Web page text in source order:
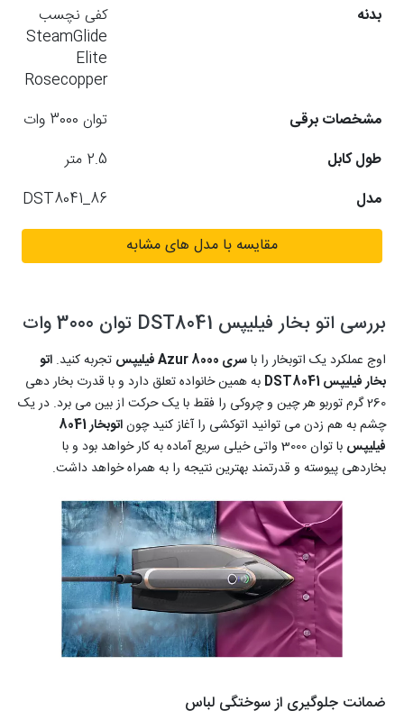
بدنه
کفی نچسب
SteamGlide
Elite
Rosecopper
مشخصات برقی
توان 3000 وات
طول کابل
2.5 متر
مدل
DST8041_86
مقایسه با مدل های مشابه
بررسی اتو بخار فیلیپس DST8041 توان 3000 وات
اوج عملکرد یک اتوبخار را باسری 8000 Azur فیلیپس تجربه کنید. اتو
بخار فیلیپس DST8041
به همین خانواده تعلق دارد و با قدرت بخار دهی
260 گرم توربو هر چین و چروکی را فقط با یک حرکت از بین می برد. در یک
چشم به هم زدن می توانید اتوکشی را آغاز کنید چون
اتوبخار 8041
فیلیپس
با توان 3000 واتی خیلی سریع آماده به کار خواهد بود و با
بخاردهی پیوسته و قدرتمند بهترین نتیجه را به همراه خواهد داشت.
ضمانت جلوگیری از سوختگی لباس